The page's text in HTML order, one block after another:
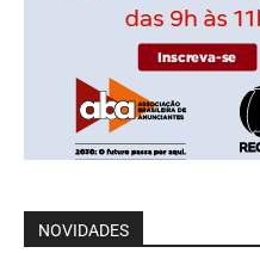
NOVIDADES